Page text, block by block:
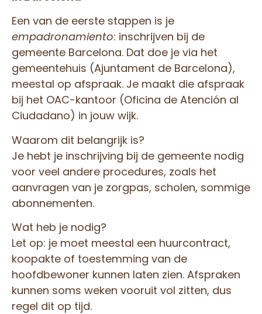
Een van de eerste stappen is je
empadronamiento: inschrijven bij de
gemeente Barcelona. Dat doe je via het
gemeentehuis (Ajuntament de Barcelona),
meestal op afspraak. Je maakt die afspraak
bij het OAC-kantoor (Oficina de Atención al
Ciudadano) in jouw wijk.
Waarom dit belangrijk is?
Je hebt je inschrijving bij de gemeente nodig
voor veel andere procedures, zoals het
aanvragen van je zorgpas, scholen, sommige
abonnementen.
Wat heb je nodig?
Let op: je moet meestal een huurcontract,
koopakte of toestemming van de
hoofdbewoner kunnen laten zien. Afspraken
kunnen soms weken vooruit vol zitten, dus
regel dit op tijd.